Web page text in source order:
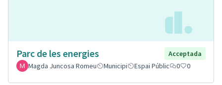
Parc de les energies
Acceptada
Magda Juncosa Romeu
Municipi Espai Públic 0 0